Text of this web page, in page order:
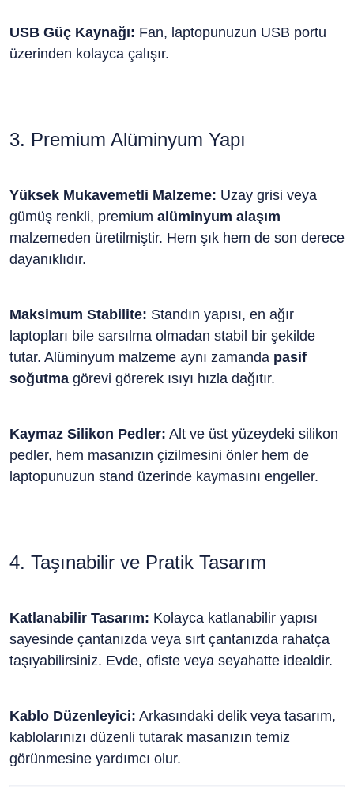
USB Güç Kaynağı: Fan, laptopunuzun USB portu
üzerinden kolayca çalışır.
3. Premium Alüminyum Yapı
Yüksek Mukavemetli Malzeme: Uzay grisi veya
gümüş renkli, premium alüminyum alaşım
malzemeden üretilmiştir. Hem şık hem de son derece
dayanıklıdır.
Maksimum Stabilite: Standın yapısı, en ağır
laptopları bile sarsılma olmadan stabil bir şekilde
tutar. Alüminyum malzeme aynı zamanda pasif
soğutma görevi görerek ısıyı hızla dağıtır.
Kaymaz Silikon Pedler: Alt ve üst yüzeydeki silikon
pedler, hem masanızın çizilmesini önler hem de
laptopunuzun stand üzerinde kaymasını engeller.
4. Taşınabilir ve Pratik Tasarım
Katlanabilir Tasarım: Kolayca katlanabilir yapısı
sayesinde çantanızda veya sırt çantanızda rahatça
taşıyabilirsiniz. Evde, ofiste veya seyahatte idealdir.
Kablo Düzenleyici: Arkasındaki delik veya tasarım,
kablolarınızı düzenli tutarak masanızın temiz
görünmesine yardımcı olur.